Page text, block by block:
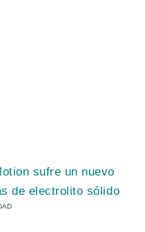
sufre un nuevo
de electrolito sólido